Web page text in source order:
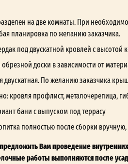
на две комнаты. При
планировка по желанию заказчика.
под двускатной кровлей с высотой
доски в зависимости от
По желанию заказчика
кровля профлист, металочерепица,
бани с выпуском под террасу
полностью после сборки
Вам проведение
работы выполняются после